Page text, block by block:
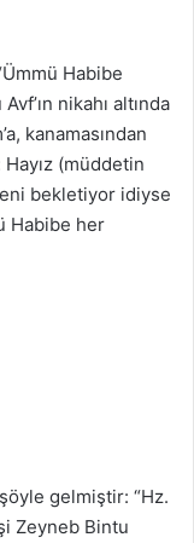
Habibe
nikahı altında
kanamasından
(müddetin
bekletiyor idiyse
Habibe her
gelmiştir: “Hz.
Zeyneb Bintu